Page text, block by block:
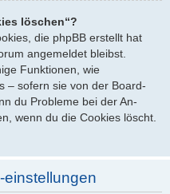
löschen“?
die phpBB erstellt hat
angemeldet bleibst.
Funktionen, wie
– sofern sie von der Board-
du Probleme bei der An-
wenn du die Cookies löscht.
einstellungen